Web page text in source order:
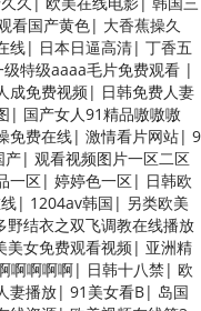
看国产黄色| 大香蕉操久
线| 日本日逼高清| 丁香五
级特级aaaa毛片免费观看 |
成免费视频| 日韩免费人妻
| 国产女人91精品嗷嗷嗷
免费在线| 激情看片网站| 9
产| 观看视频图片一区二区
一区| 婷婷色一区| 日韩欧
| 1204av韩国 | 另类欧美
野结衣之双飞调教在线播放
美女免费观看视频| 亚洲精
啊啊啊啊| 日韩十八禁 | 欧
妻播放| 91美女看B| 岛国